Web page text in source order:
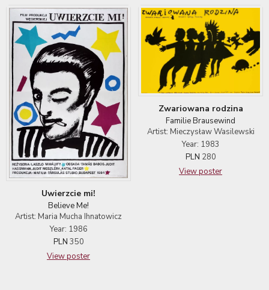
Uwierzcie mi!
Believe Me!
Artist: Maria Mucha Ihnatowicz
Year: 1986
PLN 350
View poster
Zwariowana rodzina
Familie Brausewind
Artist: Mieczysław Wasilewski
Year: 1983
PLN 280
View poster